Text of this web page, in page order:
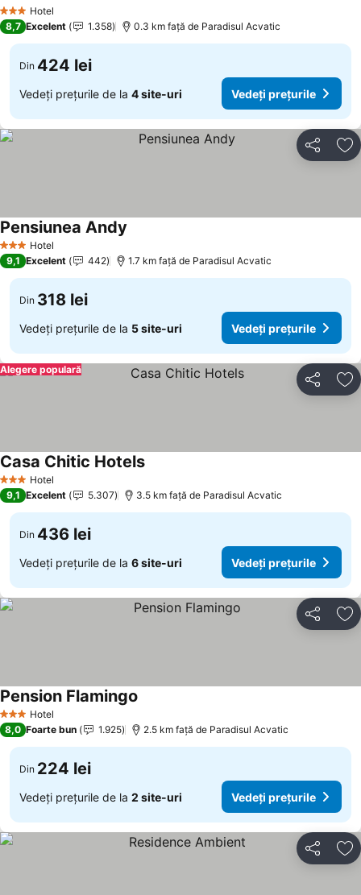
3 SteleHotel
8,7 Excelent 1.358 0.3 km faţă de Paradisul Acvatic
Din 424 lei
Vedeți prețurile de la 4 site-uri Vedeți prețurile
Distribuiți
3 SteleHotel
Pensiunea Andy
9,1 Excelent 442 1.7 km faţă de Paradisul Acvatic
Din 318 lei
Vedeți prețurile de la 5 site-uri Vedeți prețurile
Distribuiți
Alegere populară
3 SteleHotel
Casa Chitic Hotels
9,1 Excelent 5.307 3.5 km faţă de Paradisul Acvatic
Din 436 lei
Vedeți prețurile de la 6 site-uri Vedeți prețurile
Distribuiți
3 SteleHotel
Pension Flamingo
8,0 Foarte bun 1.925 2.5 km faţă de Paradisul Acvatic
Din 224 lei
Vedeți prețurile de la 2 site-uri Vedeți prețurile
Distribuiți